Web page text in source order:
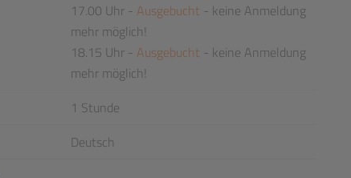
17.00 Uhr - Ausgebucht - keine Anmeldung
mehr möglich!
18.15 Uhr - Ausgebucht - keine Anmeldung
mehr möglich!
1 Stunde
Deutsch